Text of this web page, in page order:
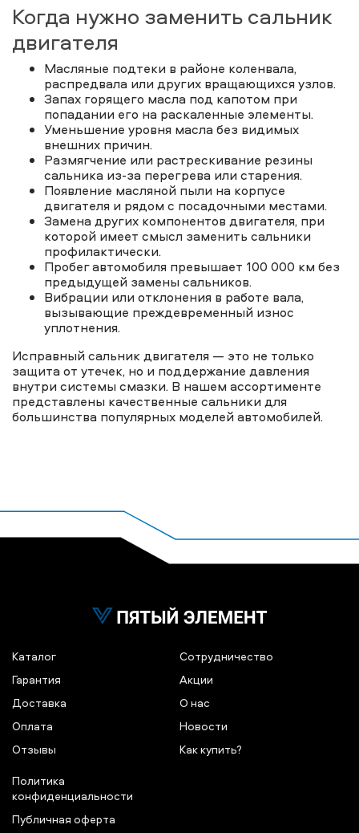
Когда нужно заменить сальник
двигателя
Масляные подтеки в районе коленвала,
распредвала или других вращающихся узлов.
Запах горящего масла под капотом при
попадании его на раскаленные элементы.
Уменьшение уровня масла без видимых
внешних причин.
Размягчение или растрескивание резины
сальника из-за перегрева или старения.
Появление масляной пыли на корпусе
двигателя и рядом с посадочными местами.
Замена других компонентов двигателя, при
которой имеет смысл заменить сальники
профилактически.
Пробег автомобиля превышает 100 000 км без
предыдущей замены сальников.
Вибрации или отклонения в работе вала,
вызывающие преждевременный износ
уплотнения.
Исправный сальник двигателя — это не только
защита от утечек, но и поддержание давления
внутри системы смазки. В нашем ассортименте
представлены качественные сальники для
большинства популярных моделей автомобилей.
Каталог
Гарантия
Доставка
Оплата
Отзывы
Сотрудничество
Акции
О нас
Новости
Как купить?
Политика
конфиденциальности
Публичная оферта